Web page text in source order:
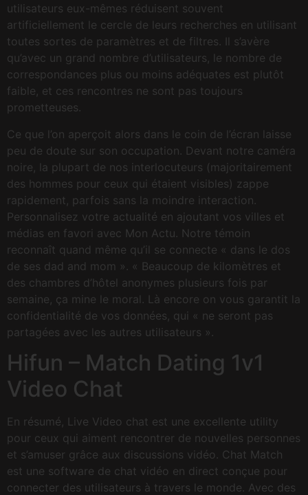
utilisateurs eux-mêmes réduisent souvent
artificiellement le cercle de leurs recherches en utilisant
toutes sortes de paramètres et de filtres. Il s’avère
qu’avec un grand nombre d’utilisateurs, le nombre de
correspondances plus ou moins adéquates est plutôt
faible, et ces rencontres ne sont pas toujours
prometteuses.
Ce que l’on aperçoit alors dans le coin de l’écran laisse
peu de doute sur son occupation. Devant notre caméra
noire, la plupart de nos interlocuteurs (majoritairement
des hommes pour ceux qui étaient visibles) zappe
rapidement, parfois sans la moindre interaction.
Personnalisez votre actualité en ajoutant vos villes et
médias en favori avec Mon Actu. Notre témoin
reconnaît quand même qu’il se connecte « dans le dos
de ses dad and mom ». « Beaucoup de kilomètres et
des chambres d’hôtel anonymes plusieurs fois par
semaine, ça mine le moral. Là encore on vous garantit la
confidentialité de vos données, qui « ne seront pas
partagées avec les autres utilisateurs ».
Hifun – Match Dating 1v1
Video Chat
En résumé, Live Video chat est une excellente utility
pour ceux qui aiment rencontrer de nouvelles personnes
et s’amuser grâce aux discussions vidéo. Chat Match
est une software de chat vidéo en direct conçue pour
connecter des utilisateurs à travers le monde. Avec des